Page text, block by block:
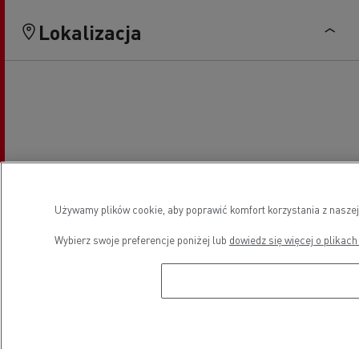
Lokalizacja
Używamy plików cookie, aby poprawić komfort korzystania z
Wybierz swoje preferencje poniżej lub dowiedz się więcej o